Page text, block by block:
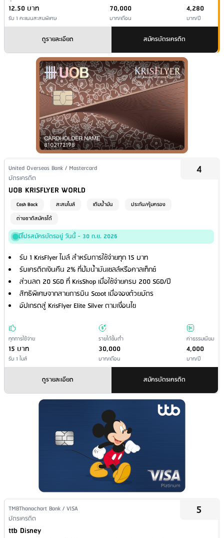
12.50 บาท
รับ 1 คะแนนสะสมพิเศษ
70,000
บาท/เดือน
4,280
บาท/ปี
ดูรายละเอียด สมัครบัตรเครดิต
4
Issuer Name / Credit Card Type
United Overseas Bank / Mastercard
Financial Product Type
บัตรเครดิต
Credit Card Name
UOB KRISFLYER WORLD
Cash Back สะสมไมล์ เติมน้ำมัน
ประกัน/คุ้มครอง
ต่างชาติสมัครได้
มีโปรสมัครบัตรอยู่ วันนี้ - 30 ก.ย. 2026
รับ 1 KrisFlyer ไมล์ สำหรับการใช้จ่ายทุก 15 บาท
รับเครดิตเงินคืน 2% ที่ปั๊มน้ำมันเชลล์หรือคาลเท็กซ์
ส่วนลด 20 SGD ที่ KrisShop เมื่อใช้จ่ายครบ 200 SGD/ปี
สิทธิพิเศษจากสายการบิน Scoot เมื่อจองด้วยบัตร
อัปเกรดสู่ KrisFlyer Elite Silver ตามเงื่อนไข
ทุกการใช้จ่าย
15 บาท
รับ 1 ไมล์
รายได้ขั้นต่ำ
30,000
บาท/เดือน
ค่าธรรมเนียม
4,000
บาท/ปี
ดูรายละเอียด สมัครบัตรเครดิต
5
Issuer Name / Credit Card Type
TMBThanachart Bank / VISA
Financial Product Type
บัตรเครดิต
Credit Card Name
ttb Disney